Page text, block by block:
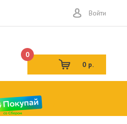
Войти
0
0 р.